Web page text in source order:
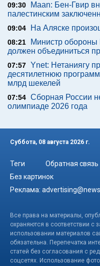
09:30
Maan: Бен-Гвир
палестинским
09:04 На Аляске
08:21
Министр обороны
должен объединиться
07:57
Ynet: Нетаниягу
десятилетнюю
млрд шекелей
07:54 Сборная России
олимпиаде 2026 года
Суббота, 08 августа 2026 г.
Теги Обратная связь
Без картинок
Реклама:
Все права на материалы,
охраняются в соответствии с
использовании материалов
обязательна. Перепечатка
статей без согласования с
соцсетях. Использование